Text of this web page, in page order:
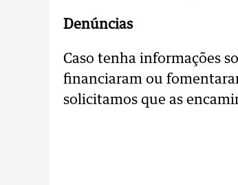
Denúncias
Caso tenha informações
financiaram ou
solicitamos que as